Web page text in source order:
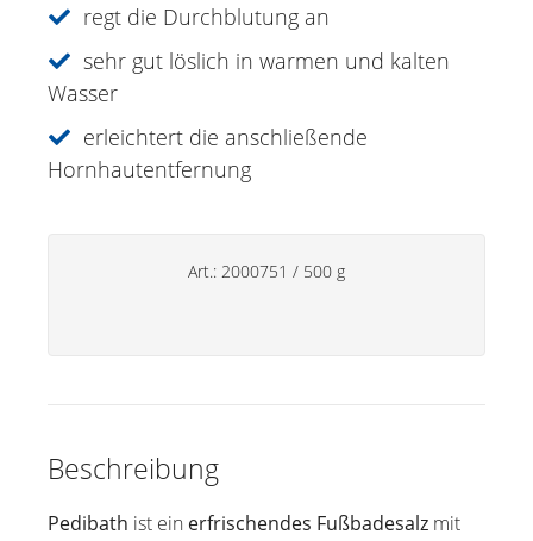
Lippenpflege
Deos
Haushaltsprodukte
regt die Durchblutung an
sehr gut löslich in warmen und kalten
Wasser
erleichtert die anschließende
Hornhautentfernung
Art.: 2000751 / 500 g
Beschreibung
Pedibath ist ein erfrischendes Fußbadesalz mit